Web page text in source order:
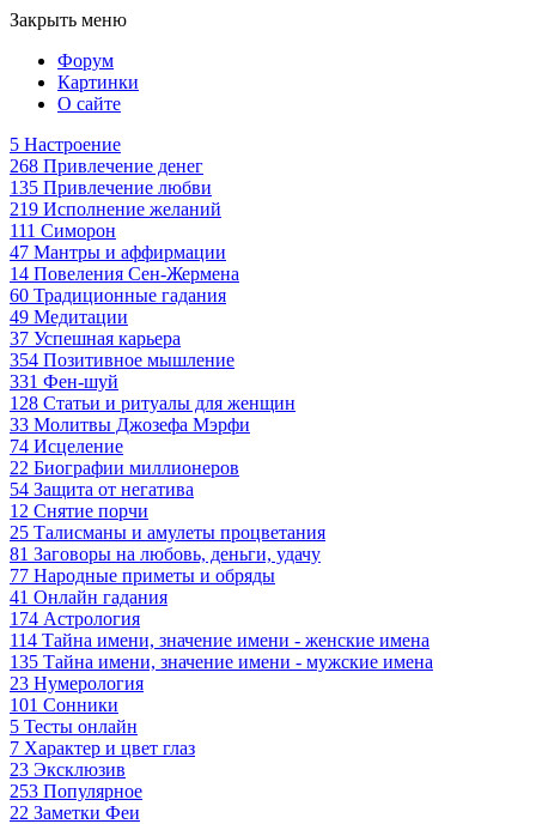
Закрыть меню
Форум
Картинки
О сайте
5 Настроение
268 Привлечение денег
135 Привлечение любви
219 Исполнение желаний
111 Симорон
47 Мантры и аффирмации
14 Повеления Сен-Жермена
60 Традиционные гадания
49 Медитации
37 Успешная карьера
354 Позитивное мышление
331 Фен-шуй
128 Статьи и ритуалы для женщин
33 Молитвы Джозефа Мэрфи
74 Исцеление
22 Биографии миллионеров
54 Защита от негатива
12 Снятие порчи
25 Талисманы и амулеты процветания
81 Заговоры на любовь, деньги, удачу
77 Народные приметы и обряды
41 Онлайн гадания
174 Астрология
114 Тайна имени, значение имени - женские имена
135 Тайна имени, значение имени - мужские имена
23 Нумерология
101 Сонники
5 Тесты онлайн
7 Характер и цвет глаз
23 Эксклюзив
253 Популярное
22 Заметки Феи